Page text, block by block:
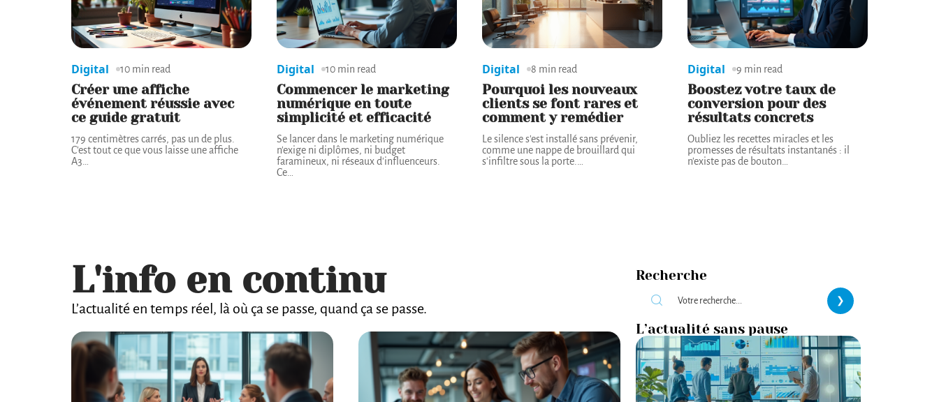
Digital 10 min read
Créer une affiche
événement réussie avec
ce guide gratuit
179 centimètres carrés, pas un de plus.
C'est tout ce que vous laisse une affiche
A3
Digital 10 min read
Commencer le marketing
numérique en toute
simplicité et efficacité
Se lancer dans le marketing numérique
n'exige ni diplômes, ni budget
faramineux, ni réseaux d'influenceurs.
Ce
Digital 8 min read
Pourquoi les nouveaux
clients se font rares et
comment y remédier
Le silence s'est installé sans prévenir,
comme une nappe de brouillard qui
s'infiltre sous la porte.
Digital 9 min read
Boostez votre taux de
conversion pour des
résultats concrets
Oubliez les recettes miracles et les
promesses de résultats instantanés : il
n'existe pas de bouton
L'info en continu
L’actualité en temps réel, là où ça se passe, quand ça se passe.
Recherche
L’actualité sans pause